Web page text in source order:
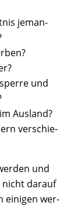
jeman­
und
Ausland?
ver­schie­
und
nicht dar­auf
eini­gen wer­